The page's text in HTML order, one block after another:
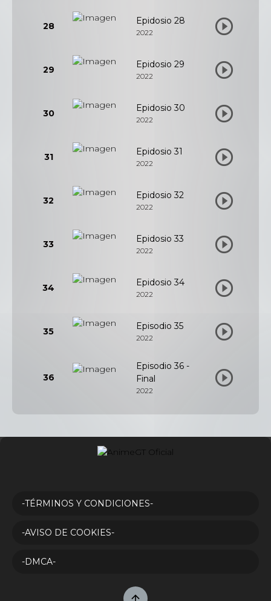
28 Epidosio 28
2022
29 Epidosio 29
2022
30 Epidosio 30
2022
31 Epidosio 31
2022
32 Epidosio 32
2022
33 Epidosio 33
2022
34 Epidosio 34
2022
35 Episodio 35
2022
36
Episodio 36 -
Final
2022
-TÉRMINOS Y CONDICIONES-
-AVISO DE COOKIES-
-DMCA-